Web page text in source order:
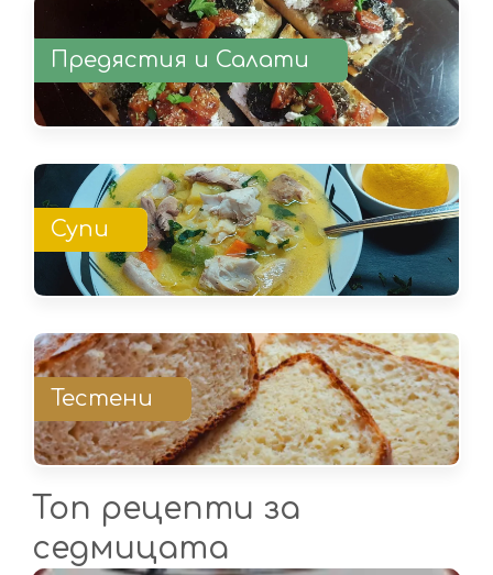
Предястия и Салати
Супи
Тестени
Топ рецепти за
седмицата